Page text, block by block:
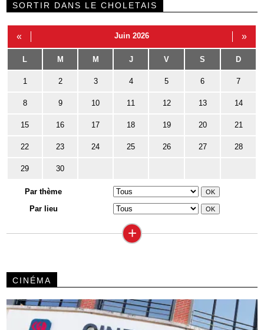
SORTIR DANS LE CHOLETAIS
« Juin 2026 »
L M M J V S D
1 2 3 4 5 6 7
8 9 10 11 12 13 14
15 16 17 18 19 20 21
22 23 24 25 26 27 28
29 30
Par thème
Par lieu
+
CINÉMA